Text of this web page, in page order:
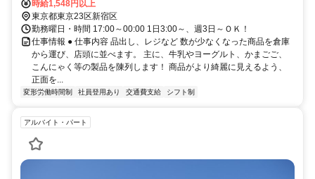
時給1,548円以上
東京都東京23区新宿区
勤務曜日・時間 17:00～00:00 1日3:00～、週3日～ＯＫ！
仕事情報 ● 仕事内容 品出し、レジなど 数が少なくなった商品を倉庫
から運び、店頭に並べます。 主に、牛乳やヨーグルト、かまごご、
こんにゃく等の製品を陳列します！ 商品がより綺麗に見えるよう、
正面を...
変形労働時間制 社員登用あり 交通費支給 シフト制
アルバイト・パート